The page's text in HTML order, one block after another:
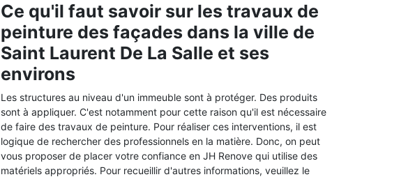
Ce qu'il faut savoir sur les travaux de
peinture des façades dans la ville de
Saint Laurent De La Salle et ses
environs
Les structures au niveau d'un immeuble sont à protéger. Des produits
sont à appliquer. C'est notamment pour cette raison qu'il est nécessaire
de faire des travaux de peinture. Pour réaliser ces interventions, il est
logique de rechercher des professionnels en la matière. Donc, on peut
vous proposer de placer votre confiance en JH Renove qui utilise des
matériels appropriés. Pour recueillir d'autres informations, veuillez le